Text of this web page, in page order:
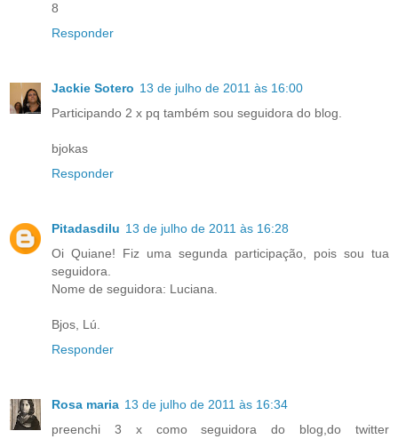
8
Responder
Jackie Sotero 13 de julho de 2011 às 16:00
Participando 2 x pq também sou seguidora do blog.
bjokas
Responder
Pitadasdilu 13 de julho de 2011 às 16:28
Oi Quiane! Fiz uma segunda participação, pois sou tua
seguidora.
Nome de seguidora: Luciana.
Bjos, Lú.
Responder
Rosa maria 13 de julho de 2011 às 16:34
preenchi 3 x como seguidora do blog,do twitter